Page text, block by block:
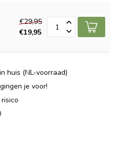
€29,95
€19,95
huis (NL-voorraad)
je voor!